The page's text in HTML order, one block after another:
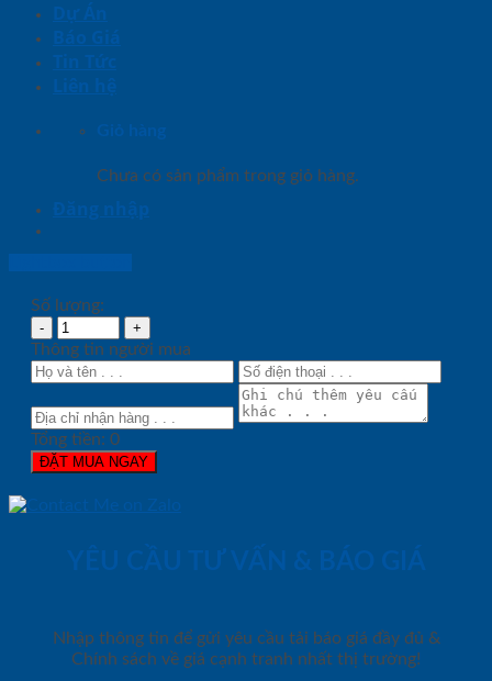
Dự Án
Báo Giá
Tin Tức
Liên hệ
Giỏ hàng
Chưa có sản phẩm trong giỏ hàng.
Đăng nhập
Số lượng:
Thông tin người mua
Tổng tiền: 0
ĐẶT MUA NGAY
YÊU CẦU TƯ VẤN & BÁO GIÁ
Nhập thông tin để gửi yêu cầu tải báo giá đầy đủ &
Chính sách về giá cạnh tranh nhất thị trường!